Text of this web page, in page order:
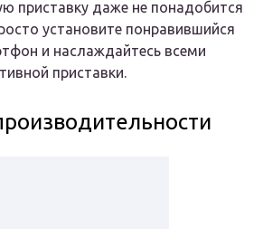
приставку даже не понадобится
установите понравившийся
и наслаждайтесь всеми
приставки.